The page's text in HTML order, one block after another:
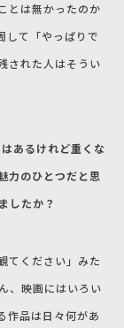
とは無かったのか
して「やっぱりで
された人はそうい
あるけれど重くな
力のひとつだと思
したか？
てください」みた
、映画にはいろい
作品は日々何があ